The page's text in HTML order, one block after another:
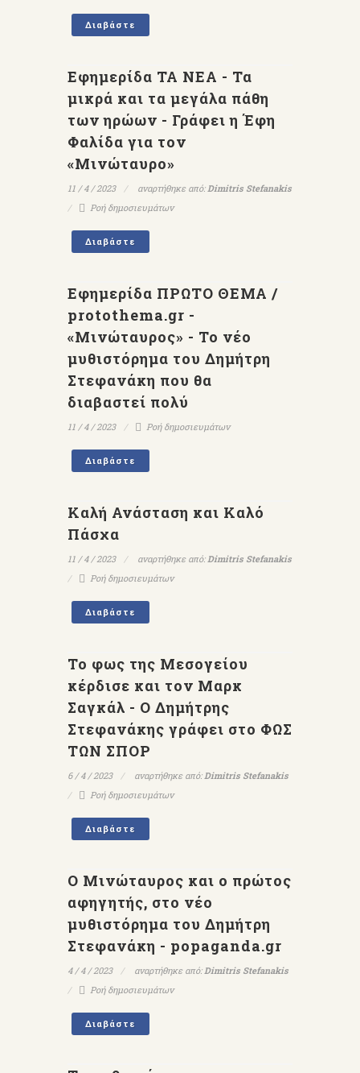
Διαβάστε
Εφημερίδα ΤΑ ΝΕΑ - Τα
μικρά και τα μεγάλα πάθη
των ηρώων - Γράφει η Έφη
Φαλίδα για τον
«Μινώταυρο»
11 / 4 / 2023 αναρτήθηκε από:Dimitris Stefanakis
Ροή δημοσιευμάτων
Διαβάστε
Εφημερίδα ΠΡΩΤΟ ΘΕΜΑ /
protothema.gr -
«Μινώταυρος» - Το νέο
μυθιστόρημα του Δημήτρη
Στεφανάκη που θα
διαβαστεί πολύ
11 / 4 / 2023 Ροή δημοσιευμάτων
Διαβάστε
Καλή Ανάσταση και Καλό
Πάσχα
11 / 4 / 2023 αναρτήθηκε από:Dimitris Stefanakis
Ροή δημοσιευμάτων
Διαβάστε
To φως της Μεσογείου
κέρδισε και τον Μαρκ
Σαγκάλ - Ο Δημήτρης
Στεφανάκης γράφει στο ΦΩΣ
ΤΩΝ ΣΠΟΡ
6 / 4 / 2023 αναρτήθηκε από:Dimitris Stefanakis
Ροή δημοσιευμάτων
Διαβάστε
Ο Μινώταυρος και ο πρώτος
αφηγητής, στο νέο
μυθιστόρημα του Δημήτρη
Στεφανάκη - popaganda.gr
4 / 4 / 2023 αναρτήθηκε από:Dimitris Stefanakis
Ροή δημοσιευμάτων
Διαβάστε